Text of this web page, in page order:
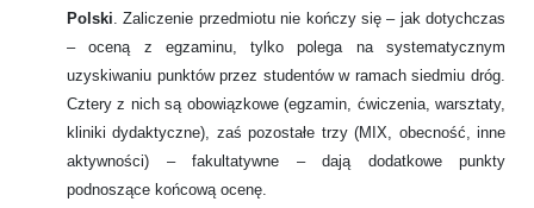
Polski. Zaliczenie przedmiotu nie kończy się – jak dotychczas
– oceną z egzaminu, tylko polega na systematycznym
uzyskiwaniu punktów przez studentów w ramach siedmiu dróg.
Cztery z nich są obowiązkowe (egzamin, ćwiczenia, warsztaty,
kliniki dydaktyczne), zaś pozostałe trzy (MIX, obecność, inne
aktywności) – fakultatywne – dają dodatkowe punkty
podnoszące końcową ocenę.